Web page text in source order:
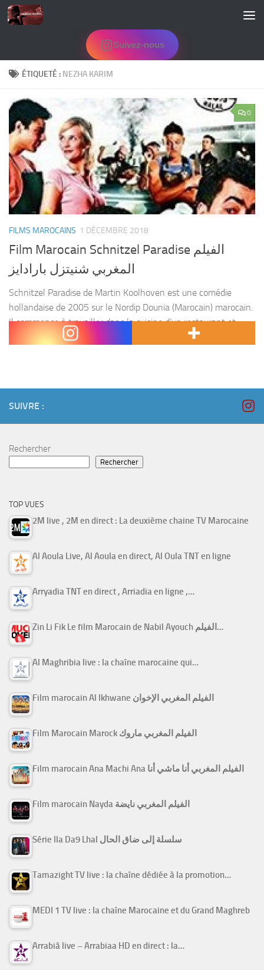
Skip to content
Suivez-nous
ÉTIQUETÉ : NEZHA KARIM
0
FILMS MAROCAINS 1 DÉCEMBRE 2018
Film Marocain Schnitzel Paradise الفيلم
المغربي شنيتزل بارادايز
Schnitzel Paradise de Martin Koolhoven est une comédie
hollandaise de 2005 sur le Nordip Dounia (Marocain) marocain.
Il commence à travailler dans la cuisine d’un restaurant et
tombe amoureux d’Agnès Meerman, nièce du directeur...
SUIVRE :
Rechercher
Rechercher
TOP VUES
2M live , 2M en direct : La deuxième chaine TV Marocaine
Al Aoula Live, Al Aoula en direct, Al Oula TNT en ligne
Arryadia TNT en direct , Arriadia en ligne ,…
Zin Li Fik Le film Marocain de Nabil Ayouch الفيلم…
Al Maghribia live : la chaîne marocaine qui…
Film marocain Al Ikhwane الفيلم المغربي الإخوان
Film Marocain Marock الفيلم المغربي ماروك
Film marocain Ana Machi Ana الفيلم المغربي أنا ماشي أنا
Film marocain Nayda الفيلم المغربي نايضة
Série Ila Da9 Lhal سلسلة إلى ضاق الحال
Tamazight TV live : la chaîne dédiée à la promotion…
MEDI 1 TV live : la chaîne Marocaine et du Grand Maghreb
Arrabiâ live – Arrabiaa HD en direct : la…